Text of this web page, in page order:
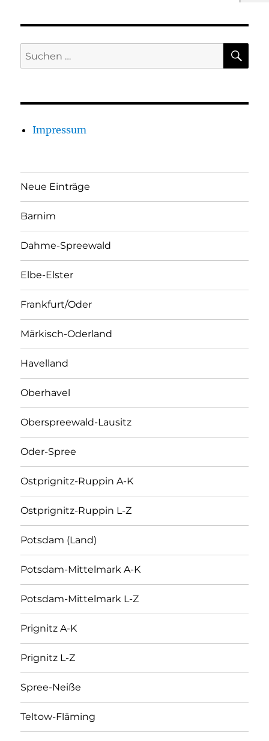
Suchen
nach:
Impressum
Neue Einträge
Barnim
Dahme-Spreewald
Elbe-Elster
Frankfurt/Oder
Märkisch-Oderland
Havelland
Oberhavel
Oberspreewald-Lausitz
Oder-Spree
Ostprignitz-Ruppin A-K
Ostprignitz-Ruppin L-Z
Potsdam (Land)
Potsdam-Mittelmark A-K
Potsdam-Mittelmark L-Z
Prignitz A-K
Prignitz L-Z
Spree-Neiße
Teltow-Fläming